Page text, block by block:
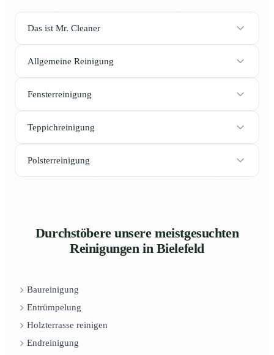
Das ist Mr. Cleaner
Allgemeine Reinigung
Fensterreinigung
Teppichreinigung
Polsterreinigung
Durchstöbere unsere meistgesuchten
Reinigungen in Bielefeld
Baureinigung
Entrümpelung
Holzterrasse reinigen
Endreinigung